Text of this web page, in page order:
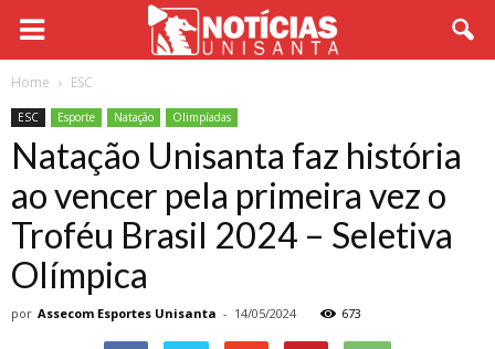
Home ESC
ESC Esporte Natação Olimpíadas
Natação Unisanta faz história
ao vencer pela primeira vez o
Troféu Brasil 2024 – Seletiva
Olímpica
por Assecom Esportes Unisanta - 14/05/2024 673